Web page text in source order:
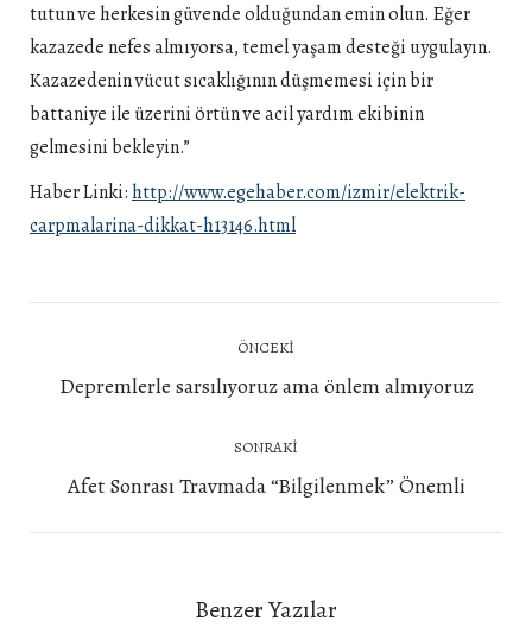
tutun ve herkesin güvende olduğundan emin olun. Eğer
kazazede nefes almıyorsa, temel yaşam desteği uygulayın.
Kazazedenin vücut sıcaklığının düşmemesi için bir
battaniye ile üzerini örtün ve acil yardım ekibinin
gelmesini bekleyin.”
Haber Linki: http://www.egehaber.com/izmir/elektrik-
carpmalarina-dikkat-h13146.html
ÖNCEKI
Önceki
Depremlerle sarsılıyoruz ama önlem almıyoruz
SONRAKI
Next
Afet Sonrası Travmada “Bilgilenmek” Önemli
Benzer Yazılar